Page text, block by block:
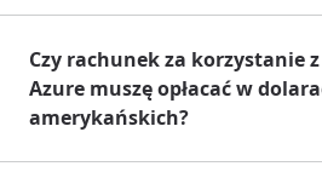
Czy rachunek za korzystanie
Azure muszę opłacać w
amerykańskich?